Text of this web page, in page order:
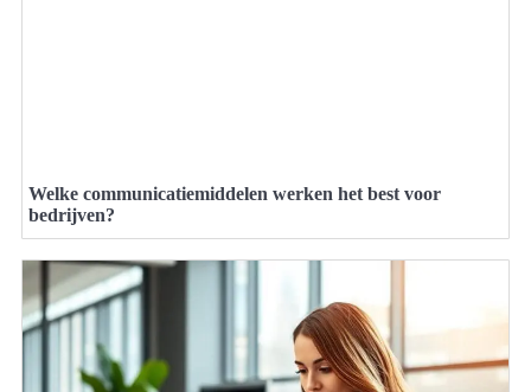
Welke communicatiemiddelen werken het best voor
bedrijven?